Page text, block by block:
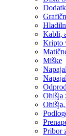
Kabli,
Kripto
Miške
Ohišja
Pribor